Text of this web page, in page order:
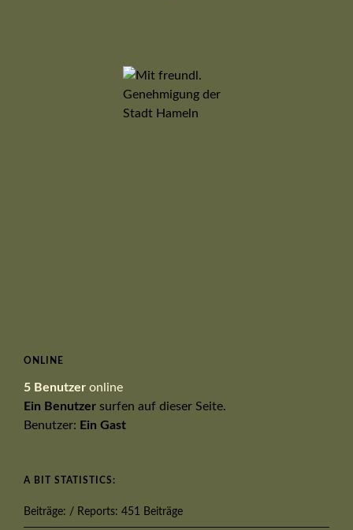
ONLINE
5 Benutzer online
Ein Benutzer surfen auf dieser Seite.
Benutzer: Ein Gast
A BIT STATISTICS:
Beiträge: / Reports: 451 Beiträge